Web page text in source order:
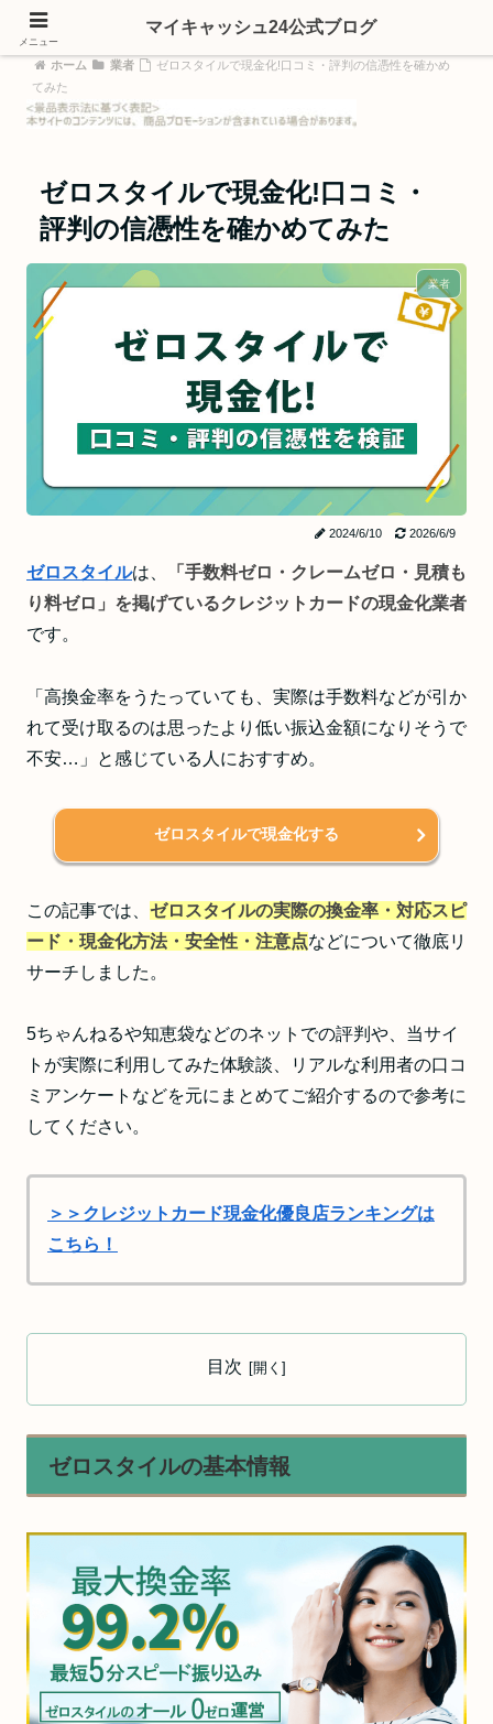
ホーム 業者
ゼロスタイルで現金化!口コミ・評判の信憑性を確かめ
てみた
ゼロスタイルで現金化!口コミ・
評判の信憑性を確かめてみた
業者
2024/6/10 2026/6/9
ゼロスタイルは、
「手数料ゼロ・クレームゼロ・見積も
り料ゼロ」を掲げているクレジットカードの現金化業者
です。
「高換金率をうたっていても、実際は手数料などが引か
れて受け取るのは思ったより低い振込金額になりそうで
不安…」と感じている人におすすめ。
ゼロスタイルで現金化する
この記事では、 ゼロスタイルの実際の換金率・対応スピ
ード・現金化方法・安全性・注意点などについて徹底リ
サーチしました。
5ちゃんねるや知恵袋などのネットでの評判や、当サイ
トが実際に利用してみた体験談、リアルな利用者の口コ
ミアンケートなどを元にまとめてご紹介するので参考に
してください。
＞＞クレジットカード現金化優良店ランキングは
こちら！
目次
ゼロスタイルの基本情報
メニュー
マイキャッシュ24公式ブログ